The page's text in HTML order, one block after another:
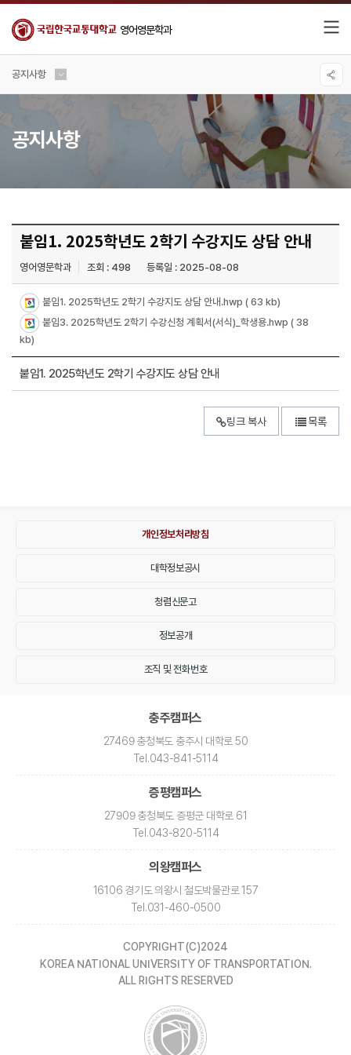
영어영문학과
공지사항
공지사항
붙임1. 2025학년도 2학기 수강지도 상담 안내
영어영문학과 조회 : 498 등록일 : 2025-08-08
붙임1. 2025학년도 2학기 수강지도 상담 안내.hwp ( 63 kb)
붙임3. 2025학년도 2학기 수강신청 계획서(서식)_학생용.hwp ( 38
kb)
붙임1. 2025학년도 2학기 수강지도 상담 안내
링크 복사 목록
개인정보처리방침
대학정보공시
청렴신문고
정보공개
조직 및 전화번호
충주캠퍼스
27469 충청북도 충주시 대학로 50
Tel.043-841-5114
증평캠퍼스
27909 충청북도 증평군 대학로 61
Tel.043-820-5114
의왕캠퍼스
16106 경기도 의왕시 철도박물관로 157
Tel.031-460-0500
COPYRIGHT(C)2024
KOREA NATIONAL UNIVERSITY OF TRANSPORTATION.
ALL RIGHTS RESERVED